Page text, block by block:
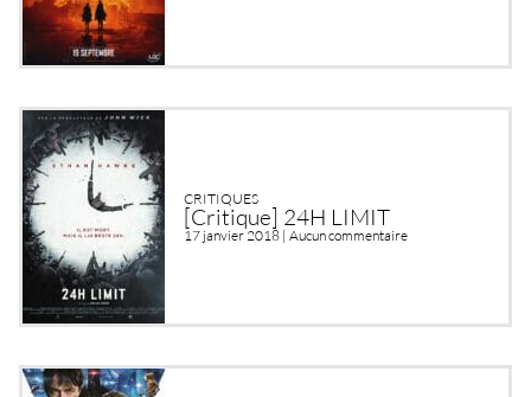
CRITIQUES
[Critique] 24H LIMIT
17 janvier 2018 | Aucun commentaire